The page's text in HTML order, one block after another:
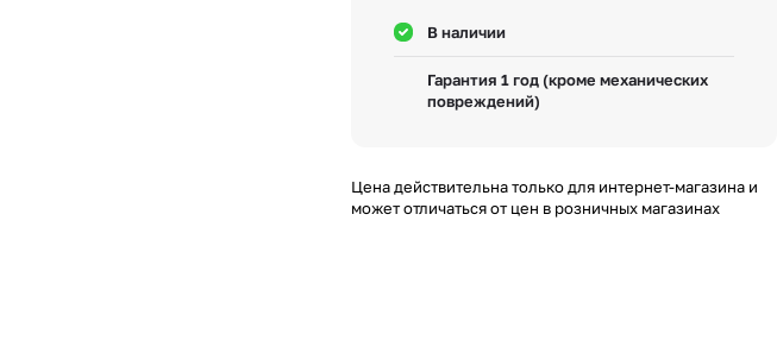
В наличии
Гарантия 1 год (кроме механических
повреждений)
Цена действительна только для интернет-магазина и
может отличаться от цен в розничных магазинах